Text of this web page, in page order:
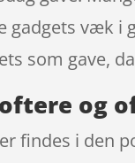
gadgets væk
som gave,
og
findes i den